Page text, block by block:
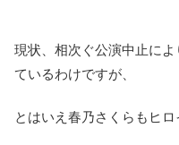
現状、相次ぐ公演中止に
ているわけですが、
とはいえ春乃さくらもヒロ